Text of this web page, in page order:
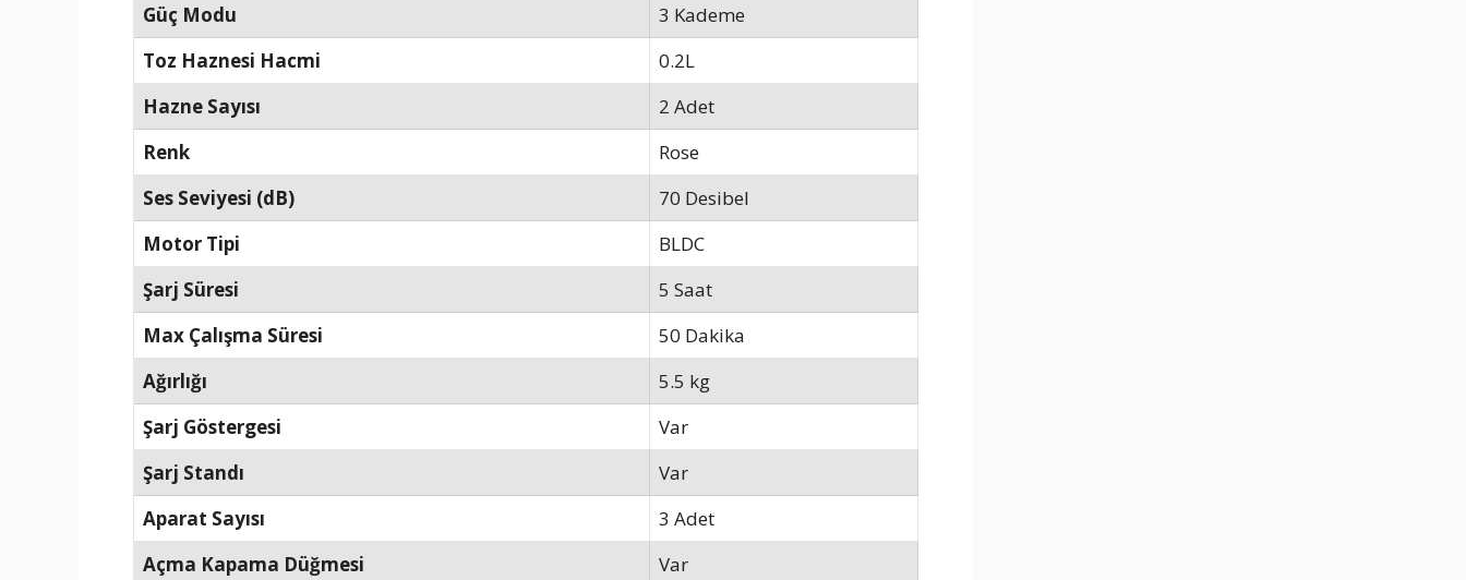
Güç Modu
3 Kademe
Toz Haznesi Hacmi
0.2L
Hazne Sayısı
2 Adet
Renk
Rose
Ses Seviyesi (dB)
70 Desibel
Motor Tipi
BLDC
Şarj Süresi
5 Saat
Max Çalışma Süresi
50 Dakika
Ağırlığı
5.5 kg
Şarj Göstergesi
Var
Şarj Standı
Var
Aparat Sayısı
3 Adet
Açma Kapama Düğmesi
Var